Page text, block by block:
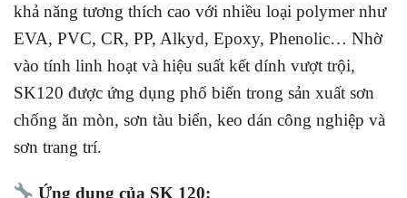
khả năng tương thích cao với nhiều loại polymer như
EVA, PVC, CR, PP, Alkyd, Epoxy, Phenolic… Nhờ
vào tính linh hoạt và hiệu suất kết dính vượt trội,
SK120 được ứng dụng phổ biến trong sản xuất sơn
chống ăn mòn, sơn tàu biển, keo dán công nghiệp và
sơn trang trí.
Ứng dụng của SK 120: